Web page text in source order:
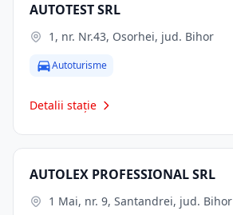
AUTOTEST SRL
1, nr. Nr.43, Osorhei, jud. Bihor
Autoturisme
Detalii stație
AUTOLEX PROFESSIONAL SRL
1 Mai, nr. 9, Santandrei, jud. Bihor